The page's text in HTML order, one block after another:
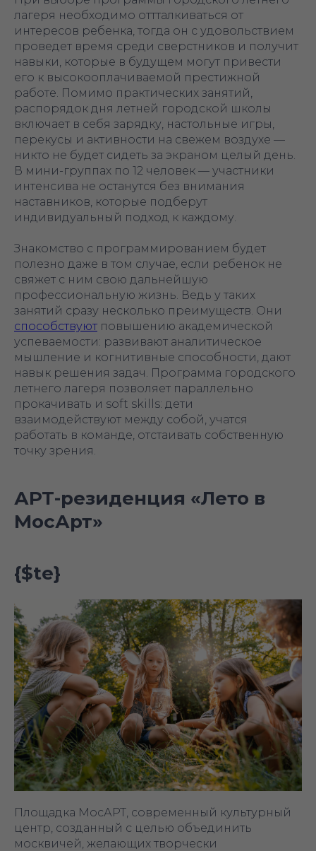
лагеря необходимо оттталкиваться от
интересов ребенка, тогда он с удовольствием
проведет время среди сверстников и получит
навыки, которые в будущем могут привести
его к высокооплачиваемой престижной
работе. Помимо практических занятий,
распорядок дня летней городской школы
включает в себя зарядку, настольные игры,
перекусы и активности на свежем воздухе —
никто не будет сидеть за экраном целый день.
В мини-группах по 12 человек — участники
интенсива не останутся без внимания
наставников, которые подберут
индивидуальный подход к каждому.
Знакомство с программированием будет
полезно даже в том случае, если ребенок не
свяжет с ним свою дальнейшую
профессиональную жизнь. Ведь у таких
занятий сразу несколько преимуществ. Они
способствуют повышению академической
успеваемости: развивают аналитическое
мышление и когнитивные способности, дают
навык решения задач. Программа городского
летнего лагеря позволяет параллельно
прокачивать и soft skills: дети
взаимодействуют между собой, учатся
работать в команде, отстаивать собственную
точку зрения.
АРТ-резиденция «Лето в
МосАрт»
{$te}
Площадка МосАРТ, современный культурный
центр, созданный с целью объединить
москвичей, желающих творчески